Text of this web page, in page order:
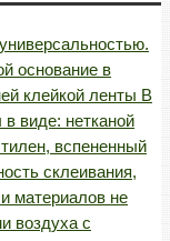
основание в
клейкой ленты В
виде: нетканой
вспененный
склеивания,
материалов не
воздуха с